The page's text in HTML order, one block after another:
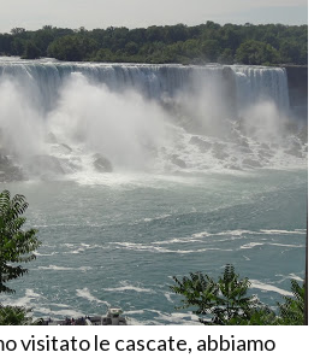
visitato le cascate, abbiamo